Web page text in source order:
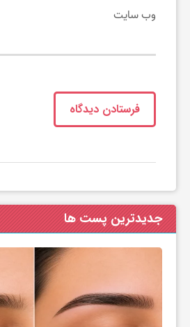
وب‌ سایت
جدیدترین پست ها